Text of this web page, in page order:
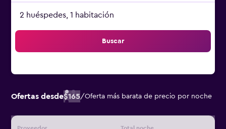
2 huéspedes, 1 habitación
Buscar
Ofertas desde$165/Oferta más barata de precio por noche